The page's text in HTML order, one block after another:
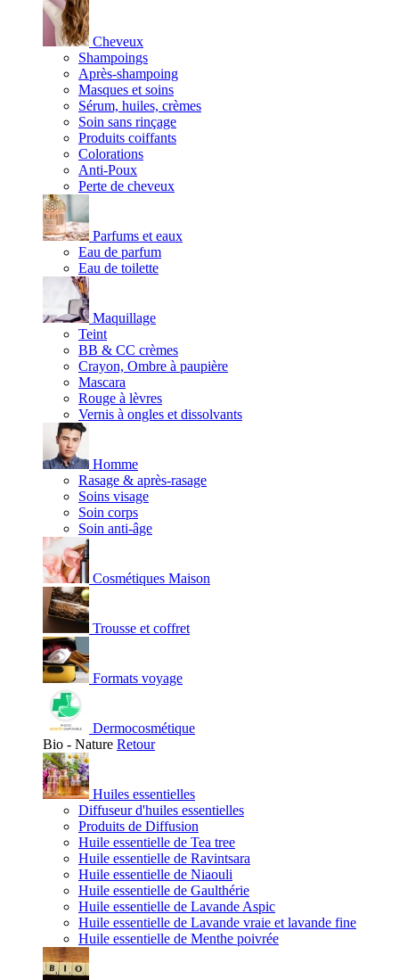
Cheveux
Shampoings
Après-shampoing
Masques et soins
Sérum, huiles, crèmes
Soin sans rinçage
Produits coiffants
Colorations
Anti-Poux
Perte de cheveux
Parfums et eaux
Eau de parfum
Eau de toilette
Maquillage
Teint
BB & CC crèmes
Crayon, Ombre à paupière
Mascara
Rouge à lèvres
Vernis à ongles et dissolvants
Homme
Rasage & après-rasage
Soins visage
Soin corps
Soin anti-âge
Cosmétiques Maison
Trousse et coffret
Formats voyage
Dermocosmétique
Bio - Nature Retour
Huiles essentielles
Diffuseur d'huiles essentielles
Produits de Diffusion
Huile essentielle de Tea tree
Huile essentielle de Ravintsara
Huile essentielle de Niaouli
Huile essentielle de Gaulthérie
Huile essentielle de Lavande Aspic
Huile essentielle de Lavande vraie et lavande fine
Huile essentielle de Menthe poivrée